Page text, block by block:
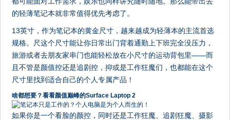
的轻薄笔记本就非常值得优先考虑了。
13英寸，作为笔记本的黄金尺寸，越来越成为轻薄本的主流首选
规格。尺这个尺寸能让你日常出门背着通勤上下班完全没压力，
旅游或者去朋友家串门也能轻松放在小尺寸的运动背包里——而
且不管是颜值控还是追剧控，抑或是工作狂魔们，也都能在这个
尺寸里找到适合自己的个人专属产品！
啥都想要？看看颜值巅峰的Surface Laptop 2
如果你是一个看脸的颜控，同时还是工作狂魔、追剧狂魔、摄影